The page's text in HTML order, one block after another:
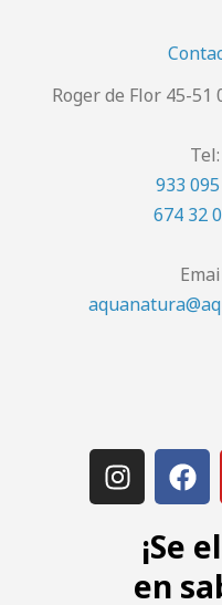
Roger de Flor 45-51
Tel:
933
674 32
¡Se
en